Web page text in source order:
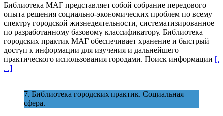
Библиотека
городских
практик
МАГ
Библиотека МАГ представляет собой собрание передового
опыта решения социально-экономических проблем по всему
спектру городской жизнедеятельности, систематизированное
по разработанному базовому классификатору. Библиотека
городских практик МАГ обеспечивает хранение и быстрый
доступ к информации для изучения и дальнейшего
практического использования городами. Поиск информации [.
. .]
7. Библиотека городских практик. Социальная
сфера.